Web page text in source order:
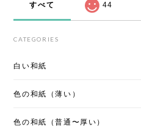
すべて 44
CATEGORIES
白い和紙
色の和紙（薄い）
色の和紙（普通〜厚い）